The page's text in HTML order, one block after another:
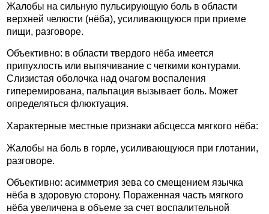
Жалобы на сильную пульсирующую боль в области
верхней челюсти (нёба), усиливающуюся при приеме
пищи, разговоре.
Объективно: в области твердого нёба имеется
припухлость или выпячивание с четкими контурами.
Слизистая оболочка над очагом воспаления
гиперемирована, пальпация вызывает боль. Может
определяться флюктуация.
Характерные местные признаки абсцесса мягкого нёба:
Жалобы на боль в горле, усиливающуюся при глотании,
разговоре.
Объективно: асимметрия зева со смещением язычка
нёба в здоровую сторону. Пораженная часть мягкого
нёба увеличена в объеме за счет воспалительной